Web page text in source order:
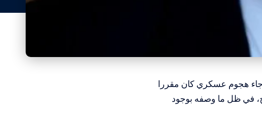
إرجاء هجوم عسكري كان مقررا
في ظل ما وصفه بوجود